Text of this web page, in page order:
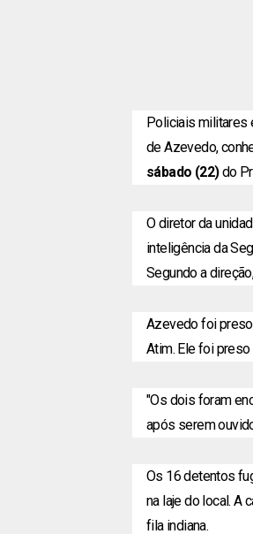
Policiais militares
de Azevedo,
sábado (22)do
O diretor da
inteligência da
Segundo a
Azevedo foi
Atim. Ele foi
"Os dois foram
após serem
Os 16 detentos
na laje do local. A
fila indiana.